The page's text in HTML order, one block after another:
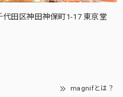
代田区神田神保町1-17 東京堂
magnifとは？